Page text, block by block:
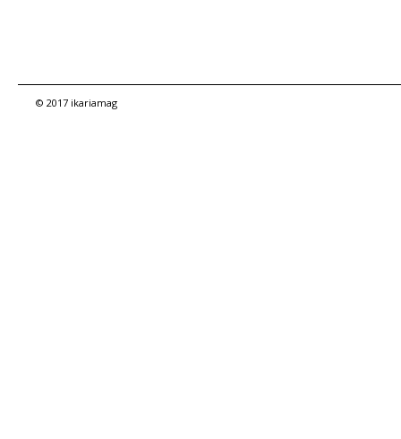
© 2017 ikariamag